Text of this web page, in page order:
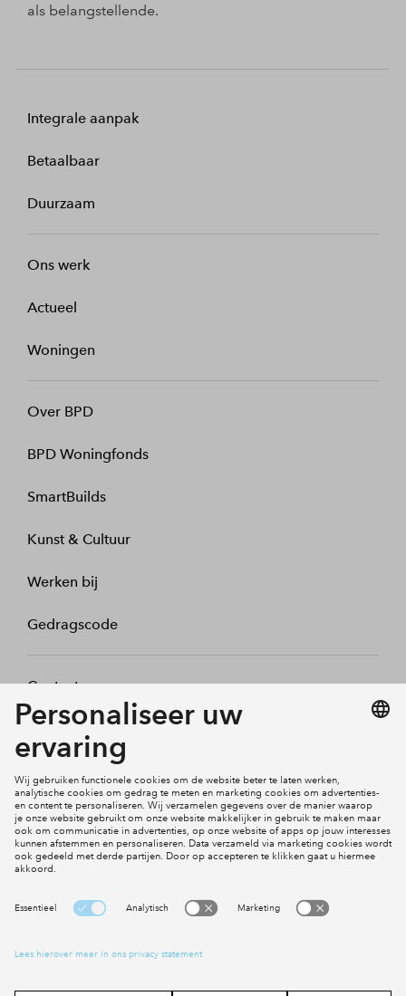
als belangstellende.
Integrale aanpak
Betaalbaar
Duurzaam
Ons werk
Actueel
Woningen
Over BPD
BPD Woningfonds
SmartBuilds
Kunst & Cultuur
Werken bij
Gedragscode
Contact
Mijn profiel
Social Media
Cookies